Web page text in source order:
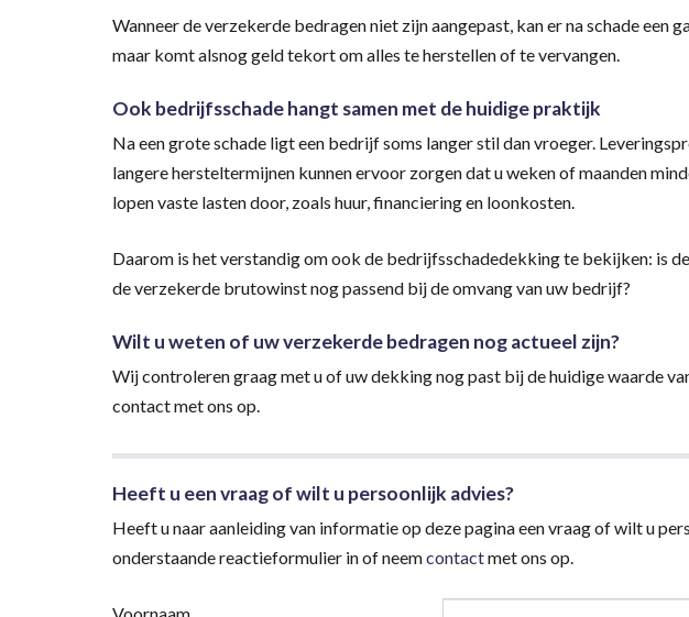
Wanneer de verzekerde bedragen niet zijn aangepast, kan er na schade een
maar komt alsnog geld tekort om alles te herstellen of te vervangen.
Ook bedrijfsschade hangt samen met de huidige praktijk
Na een grote schade ligt een bedrijf soms langer stil dan vroeger.
langere hersteltermijnen kunnen ervoor zorgen dat u weken of maanden
lopen vaste lasten door, zoals huur, financiering en loonkosten.
Daarom is het verstandig om ook de bedrijfsschadedekking te bekijken: is
de verzekerde brutowinst nog passend bij de omvang van uw bedrijf?
Wilt u weten of uw verzekerde bedragen nog actueel zijn?
Wij controleren graag met u of uw dekking nog past bij de huidige waarde
contact met ons op.
Heeft u een vraag of wilt u persoonlijk advies?
Heeft u naar aanleiding van informatie op deze pagina een vraag of wilt u
onderstaande reactieformulier in of neemcontactmet ons op.